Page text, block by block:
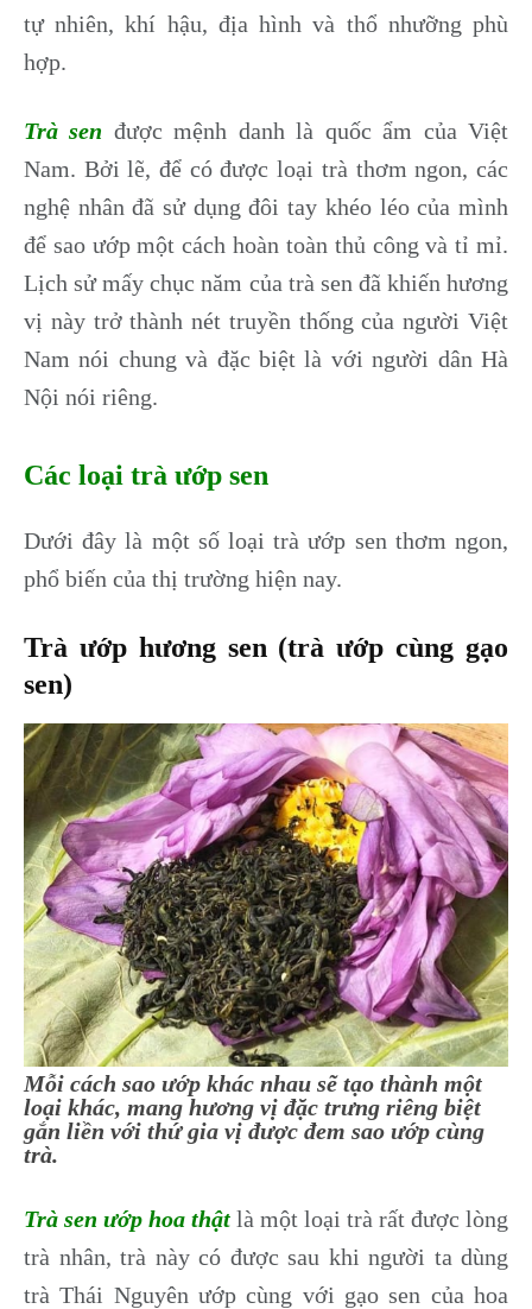
tự nhiên, khí hậu, địa hình và thổ nhưỡng phù
hợp.
Trà sen được mệnh danh là quốc ẩm của Việt
Nam. Bởi lẽ, để có được loại trà thơm ngon, các
nghệ nhân đã sử dụng đôi tay khéo léo của mình
để sao ướp một cách hoàn toàn thủ công và tỉ mỉ.
Lịch sử mấy chục năm của trà sen đã khiến hương
vị này trở thành nét truyền thống của người Việt
Nam nói chung và đặc biệt là với người dân Hà
Nội nói riêng.
Các loại trà ướp sen
Dưới đây là một số loại trà ướp sen thơm ngon,
phổ biến của thị trường hiện nay.
Trà ướp hương sen (trà ướp cùng gạo
sen)
Mỗi cách sao ướp khác nhau sẽ tạo thành một
loại khác, mang hương vị đặc trưng riêng biệt
gắn liền với thứ gia vị được đem sao ướp cùng
trà.
Trà sen ướp hoa thật là một loại trà rất được lòng
trà nhân, trà này có được sau khi người ta dùng
trà Thái Nguyên ướp cùng với gạo sen của hoa